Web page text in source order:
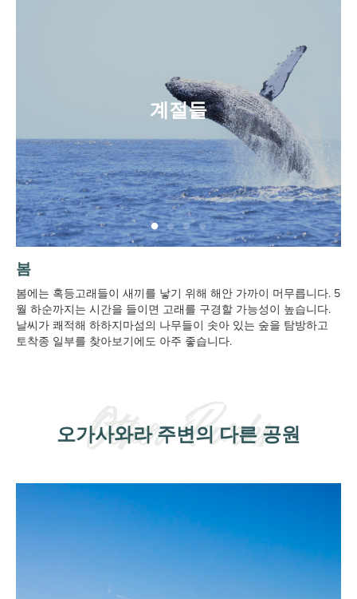
계절들
봄
봄에는 혹등고래들이 새끼를 낳기 위해 해안 가까이 머무릅니다. 5
월 하순까지는 시간을 들이면 고래를 구경할 가능성이 높습니다.
날씨가 쾌적해 하하지마섬의 나무들이 솟아 있는 숲을 탐방하고
토착종 일부를 찾아보기에도 아주 좋습니다.
오가사와라 주변의 다른 공원